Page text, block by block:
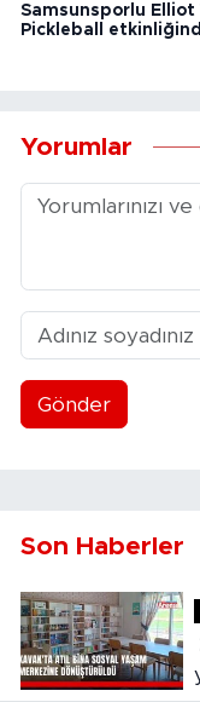
Samsunsporlu
Pickleball
Yorumlar
Gönder
Son Haberler